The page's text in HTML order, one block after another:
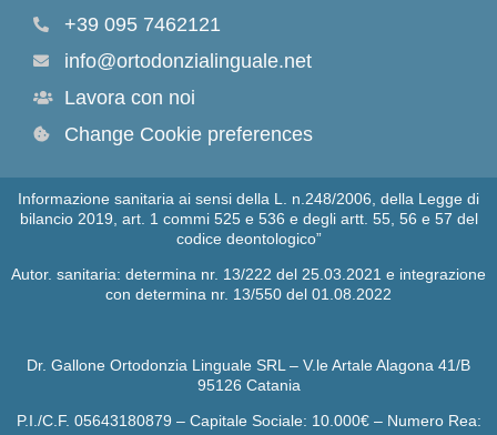
+39 095 7462121
info@ortodonzialinguale.net
Lavora con noi
Change Cookie preferences
Informazione sanitaria ai sensi della L. n.248/2006, della Legge di
bilancio 2019, art. 1 commi 525 e 536 e degli artt. 55, 56 e 57 del
codice deontologico”
Autor. sanitaria: determina nr. 13/222 del 25.03.2021 e integrazione
con determina nr. 13/550 del 01.08.2022
Dr. Gallone Ortodonzia Linguale SRL – V.le Artale Alagona 41/B
95126 Catania
P.I./C.F. 05643180879 – Capitale Sociale: 10.000€ – Numero Rea: